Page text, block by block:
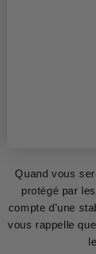
Quand vous
protégé par
compte d'une
vous rappelle